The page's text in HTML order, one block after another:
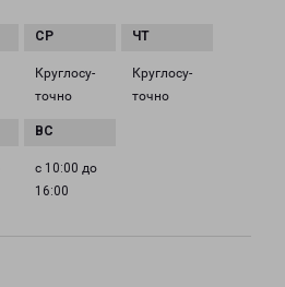
Круглосу­
точно
Круглосу­
точно
с 10:00 до
16:00